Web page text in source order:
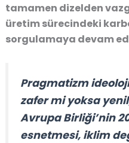
tamamen dizelden
üretim sürecindeki
sorgulamaya devam
Pragmatizm
zafer mi yoksa
Avrupa Birliği’nin
esnetmesi, iklim